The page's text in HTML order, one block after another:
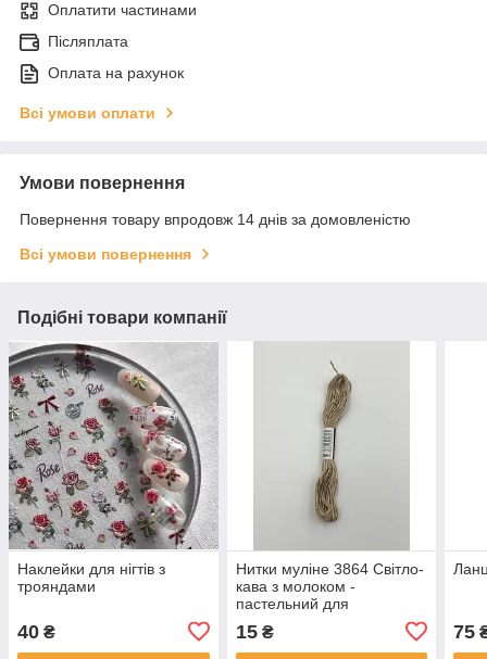
Оплатити частинами
Післяплата
Оплата на рахунок
Всі умови оплати
Умови повернення
Повернення товару впродовж 14 днів за домовленістю
Всі умови повернення
Подібні товари компанії
Наклейки для нігтів з
трояндами
40 ₴
Нитки муліне 3864 Світло-
кава з молоком -
пастельний для
15₴ 75